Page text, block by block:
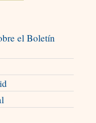
el Boletín